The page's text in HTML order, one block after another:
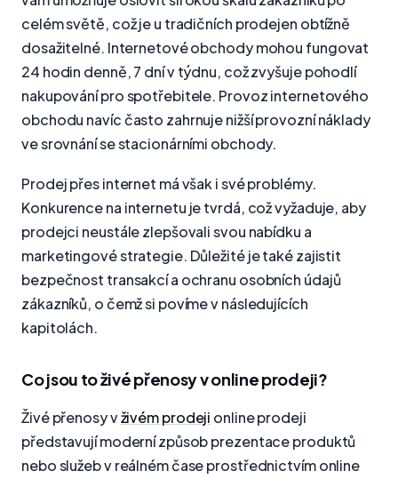
celém světě, což je u tradičních prodejen obtížně
dosažitelné. Internetové obchody mohou fungovat
24 hodin denně, 7 dní v týdnu, což zvyšuje pohodlí
nakupování pro spotřebitele. Provoz internetového
obchodu navíc často zahrnuje nižší provozní náklady
ve srovnání se stacionárními obchody.
Prodej přes internet má však i své problémy.
Konkurence na internetu je tvrdá, což vyžaduje, aby
prodejci neustále zlepšovali svou nabídku a
marketingové strategie. Důležité je také zajistit
bezpečnost transakcí a ochranu osobních údajů
zákazníků, o čemž si povíme v následujících
kapitolách.
Co jsou to živé přenosy v online prodeji?
Živé přenosy vživém prodeji online prodeji
představují moderní způsob prezentace produktů
nebo služeb v reálném čase prostřednictvím online